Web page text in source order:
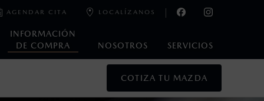
INFORMACIÓN
DE COMPRA
NOSOTROS SERVICIOS
AGENDAR CITA LOCALÍZANOS
COTIZA TU MAZDA
de los Estados Unidos Mexicanos, incluyen: I.V.A., e